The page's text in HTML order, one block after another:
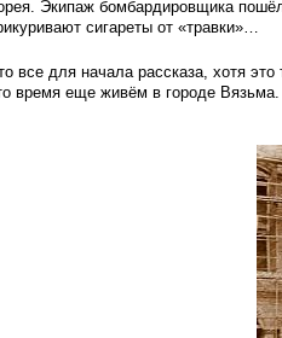
Экипаж бомбардировщика
сигареты от «травки»…
все для начала рассказа, хотя
время еще живём в городе